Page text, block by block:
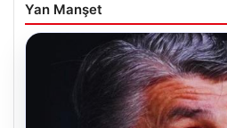
Yan Manşet